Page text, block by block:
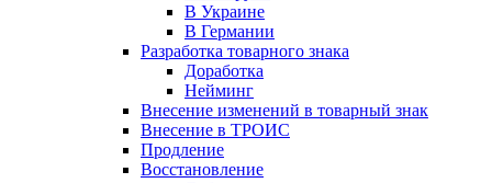
В Украине
В Германии
Разработка товарного знака
Доработка
Нейминг
Внесение изменений в товарный знак
Внесение в ТРОИС
Продление
Восстановление